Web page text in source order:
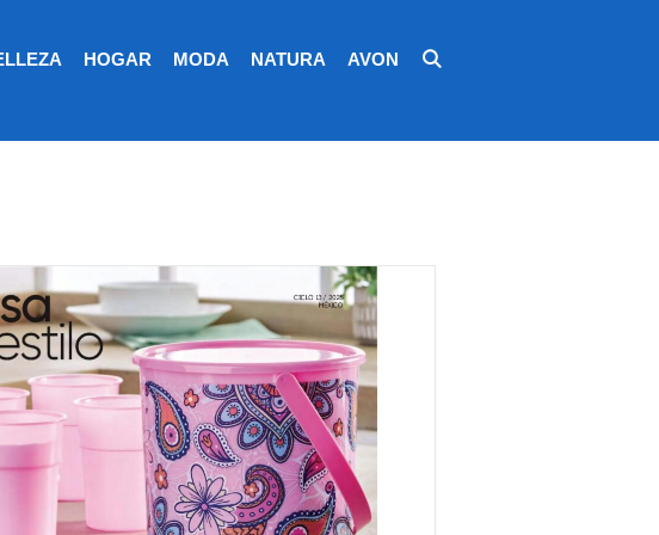
HOGAR MODA NATURA AVON